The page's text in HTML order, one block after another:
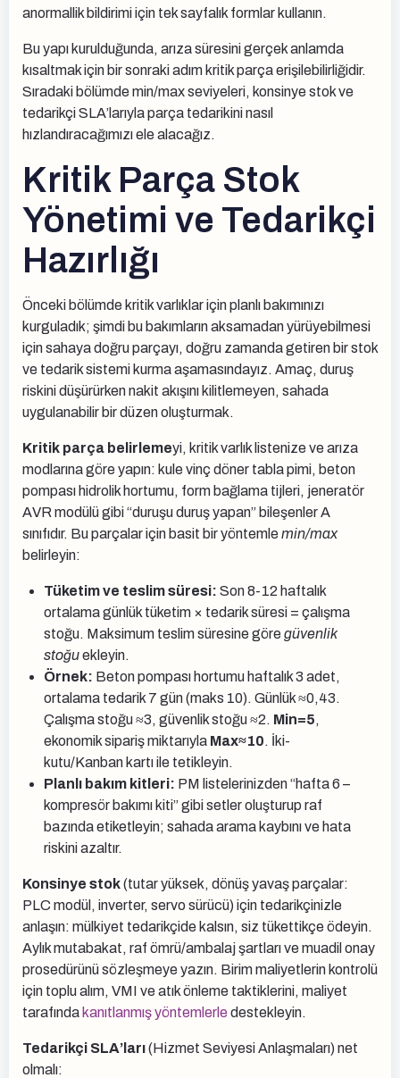
anormallik bildirimi için tek sayfalık formlar kullanın.
Bu yapı kurulduğunda, arıza süresini gerçek anlamda
kısaltmak için bir sonraki adım kritik parça erişilebilirliğidir.
Sıradaki bölümde min/max seviyeleri, konsinye stok ve
tedarikçi SLA’larıyla parça tedarikini nasıl
hızlandıracağımızı ele alacağız.
Kritik Parça Stok
Yönetimi ve Tedarikçi
Hazırlığı
Önceki bölümde kritik varlıklar için planlı bakımınızı
kurguladık; şimdi bu bakımların aksamadan yürüyebilmesi
için sahaya doğru parçayı, doğru zamanda getiren bir stok
ve tedarik sistemi kurma aşamasındayız. Amaç, duruş
riskini düşürürken nakit akışını kilitlemeyen, sahada
uygulanabilir bir düzen oluşturmak.
Kritik parça belirlemeyi, kritik varlık listenize ve arıza
modlarına göre yapın: kule vinç döner tabla pimi, beton
pompası hidrolik hortumu, form bağlama tijleri, jeneratör
AVR modülü gibi “duruşu duruş yapan” bileşenler A
sınıfıdır. Bu parçalar için basit bir yöntemlemin/max
belirleyin:
Tüketim ve teslim süresi: Son 8-12 haftalık
ortalama günlük tüketim × tedarik süresi = çalışma
stoğu. Maksimum teslim süresine göregüvenlik
stoğuekleyin.
Örnek: Beton pompası hortumu haftalık 3 adet,
ortalama tedarik 7 gün (maks 10). Günlük ≈0,43.
Çalışma stoğu ≈3, güvenlik stoğu ≈2. Min=5,
ekonomik sipariş miktarıyla Max≈10. İki-
kutu/Kanban kartı ile tetikleyin.
Planlı bakım kitleri: PM listelerinizden “hafta 6 –
kompresör bakımı kiti” gibi setler oluşturup raf
bazında etiketleyin; sahada arama kaybını ve hata
riskini azaltır.
Konsinye stok(tutar yüksek, dönüş yavaş parçalar:
PLC modül, inverter, servo sürücü) için tedarikçinizle
anlaşın: mülkiyet tedarikçide kalsın, siz tükettikçe ödeyin.
Aylık mutabakat, raf ömrü/ambalaj şartları ve muadil onay
prosedürünü sözleşmeye yazın. Birim maliyetlerin kontrolü
için toplu alım, VMI ve atık önleme taktiklerini, maliyet
tarafında kanıtlanmış yöntemlerle destekleyin.
Tedarikçi SLA’ları(Hizmet Seviyesi Anlaşmaları) net
olmalı: